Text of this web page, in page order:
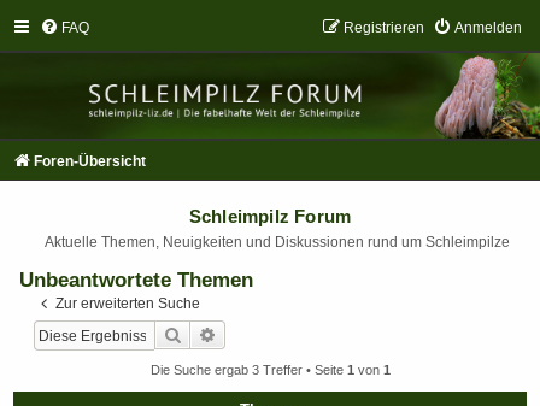
FAQ Anmelden
Registrieren
Foren-Übersicht
Schleimpilz Forum
Aktuelle Themen, Neuigkeiten und Diskussionen rund um Schleimpilze
Unbeantwortete Themen
Zur erweiterten Suche
Suche
Die Suche ergab 3 Treffer • Seite 1von 1